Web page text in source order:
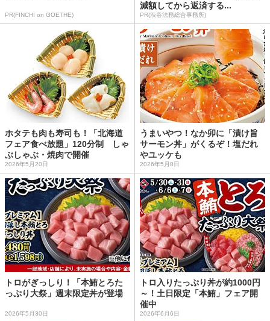
PR(FINCHI on GOETHE)
減額してから返済する...
PR(渋谷法務総合事務所)
ホタテも肉も寿司も！「北海道
フェア食べ放題」120分制 しゃ
ぶしゃぶ・焼肉で開催
2026年5月20日
うまいやつ！なか卯に「漬け旨
サーモン丼」がくるぞ！塩だれ
やユッケも
2026年5月8日
トロがぎっしり！「本鮪とろた
っぷり大祭」週末限定丼が登場
2026年5月30日
トロ入りたっぷり丼が約1000円
～！土日限定「本鮪」フェア開
催中
2026年6月6日